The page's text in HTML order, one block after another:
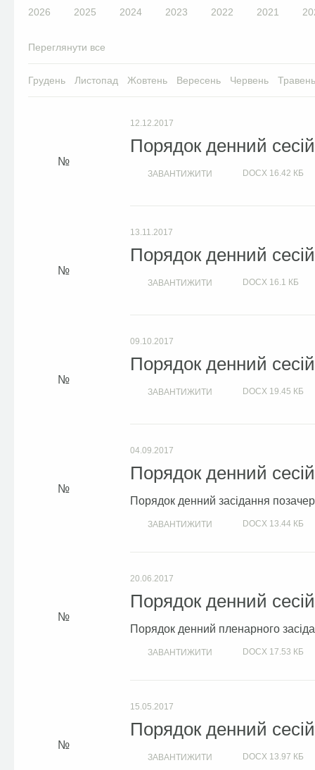
2026 2025 2024 2023 2022 2021
Переглянути все
Грудень Листопад Жовтень Вересень Червень Травень
12.12.2017
Порядок денний
ЗАВАНТИЖИТИ DOCX 16.42 КБ
13.11.2017
Порядок денний
ЗАВАНТИЖИТИ DOCX 16.1 КБ
09.10.2017
Порядок денний
ЗАВАНТИЖИТИ DOCX 19.45 КБ
04.09.2017
Порядок денний
Порядок денний засідання
ЗАВАНТИЖИТИ DOCX 13.44 КБ
20.06.2017
Порядок денний
Порядок денний пленарного
ЗАВАНТИЖИТИ DOCX 17.53 КБ
15.05.2017
Порядок денний
ЗАВАНТИЖИТИ DOCX 13.97 КБ